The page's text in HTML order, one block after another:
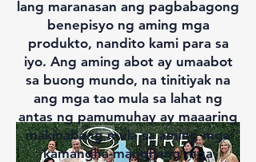
lang maranasan ang pagbabagong
benepisyo ng aming mga
produkto, nandito kami para sa
iyo. Ang aming abot ay umaabot
sa buong mundo, na tinitiyak na
ang mga tao mula sa lahat ng
antas ng pamumuhay ay maaaring
makinabang mula sa aming mga
kamangha-manghang mga